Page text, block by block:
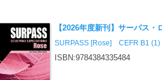
【2026年度新刊】サーパス・
SURPASS [Rose] CEFR B1 (1)
ISBN:9784384335484